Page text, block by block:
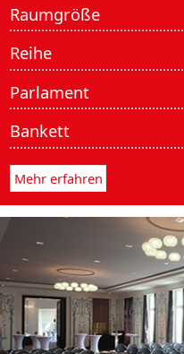
Raumgröße
Reihe
Parlament
Bankett
Mehr erfahren